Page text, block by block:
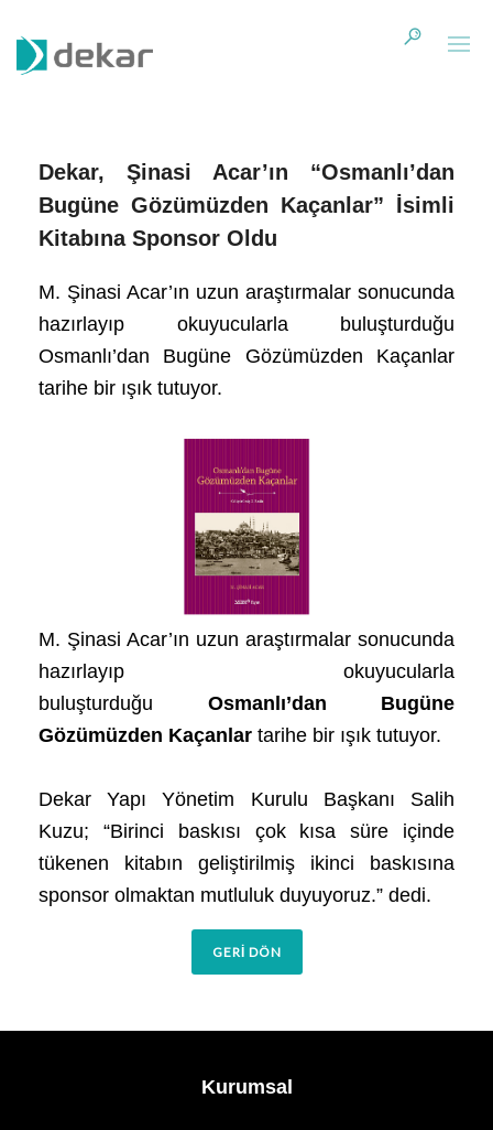
Dekar, Şinasi Acar’ın “Osmanlı’dan
Bugüne Gözümüzden Kaçanlar” İsimli
Kitabına Sponsor Oldu
M. Şinasi Acar’ın uzun araştırmalar sonucunda
hazırlayıp okuyucularla buluşturduğu
Osmanlı’dan Bugüne Gözümüzden Kaçanlar
tarihe bir ışık tutuyor.
M. Şinasi Acar’ın uzun araştırmalar sonucunda
hazırlayıp okuyucularla
buluşturduğu Osmanlı’dan Bugüne
Gözümüzden Kaçanlar tarihe bir ışık tutuyor.
Dekar Yapı Yönetim Kurulu Başkanı Salih
Kuzu; “Birinci baskısı çok kısa süre içinde
tükenen kitabın geliştirilmiş ikinci baskısına
sponsor olmaktan mutluluk duyuyoruz.” dedi.
GERİ DÖN
Kurumsal